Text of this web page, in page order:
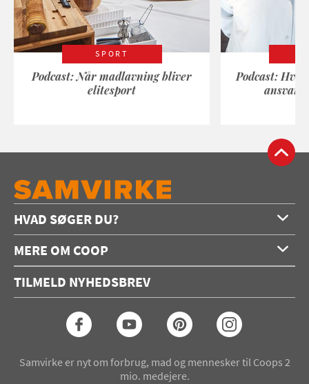
SPORT
Podcast: Når madlavning bliver
elitesport
Podcast:
HVAD SØGER DU?
Forside
Opskrifter
Konkurrencer
MERE OM COOP
Annoncering
Coop medlem
TILMELD NYHEDSBREV
Samvirke er nyt om forbrug, mad og mennesker til Coops 2
mio. medejere.